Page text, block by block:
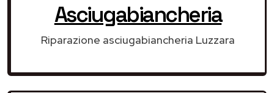
Asciugabiancheria
Riparazione asciugabiancheria Luzzara